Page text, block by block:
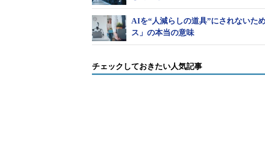
AIを“人減らしの道具”にされないた
ス」の本当の意味
チェックしておきたい人気記事